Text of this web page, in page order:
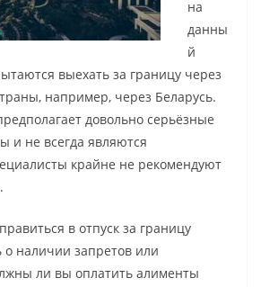
на
данны
й
выехать за границу через
например, через Беларусь.
довольно серьёзные
и не всегда являются
крайне не рекомендуют
в отпуск за границу
наличии запретов или
ли вы оплатить алименты